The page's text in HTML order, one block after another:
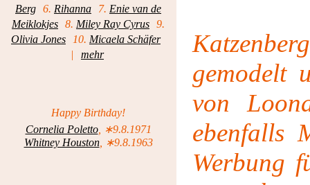
Berg 6. Rihanna 7. Enie van de
Meiklokjes 8. Miley Ray Cyrus 9.
Olivia Jones
10. Micaela Schäfer
|
mehr
Happy Birthday!
Cornelia Poletto, ∗9.8.1971
Whitney Houston, ∗9.8.1963
gemodelt
von
ebenfalls
Werbung